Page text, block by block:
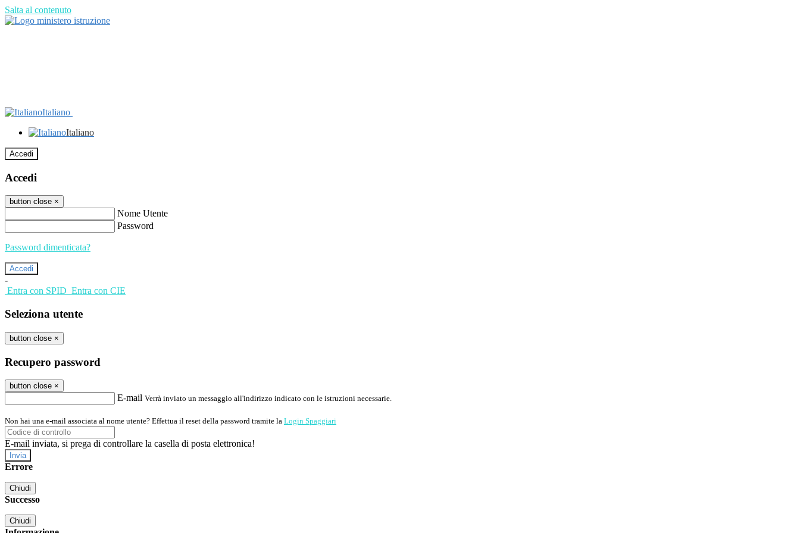
Salta al contenuto
Italiano
Italiano
Accedi
Accedi
button close ×
Nome Utente
Password
Password dimenticata?
-
Entra con SPID Entra con CIE
Seleziona utente
button close ×
Recupero password
button close ×
E-mail Verrà inviato un messaggio all'indirizzo indicato con le istruzioni necessarie.
Non hai una e-mail associata al nome utente? Effettua il reset della password tramite la Login Spaggiari
E-mail inviata, si prega di controllare la casella di posta elettronica!
Errore
Chiudi
Successo
Chiudi